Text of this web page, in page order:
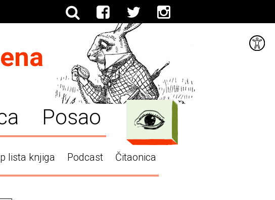
Posao
lista knjiga Podcast Čitaonica